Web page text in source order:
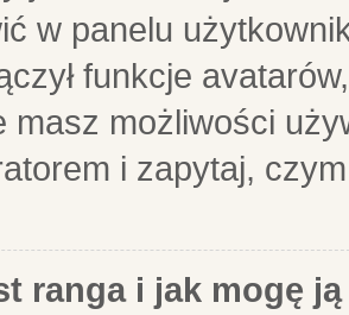
w panelu
funkcje
masz możliwości
i zapytaj,
ranga i jak mogę